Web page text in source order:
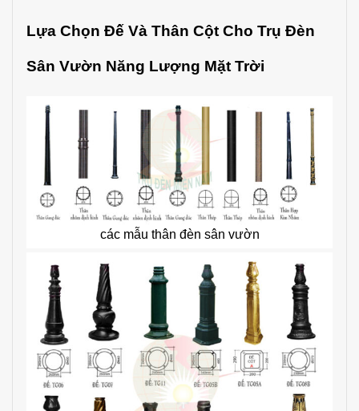
Lựa Chọn Đế Và Thân Cột Cho Trụ Đèn
Sân Vườn Năng Lượng Mặt Trời
các mẫu thân đèn sân vườn